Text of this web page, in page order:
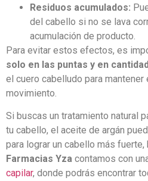
Residuos acumulados:
del cabello si no se lava
acumulación de producto.
Para evitar estos efectos, es
solo en las puntas y en
el cuero cabelludo para
movimiento.
Si buscas un tratamiento natural
tu cabello, el aceite de argán
para lograr un cabello más fuerte,
Farmacias Yza contamos con
capilar, donde podrás encontrar